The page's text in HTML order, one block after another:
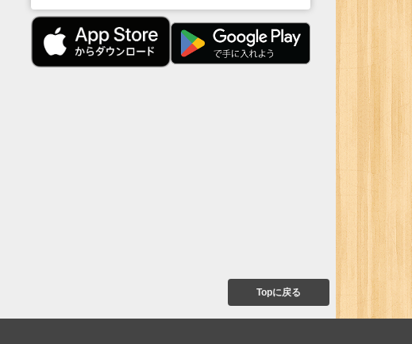
Topに戻る